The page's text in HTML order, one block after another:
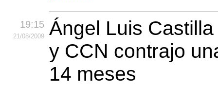
19:15
21/08/2009
Ángel Luis
y CCN contrajo
14 meses